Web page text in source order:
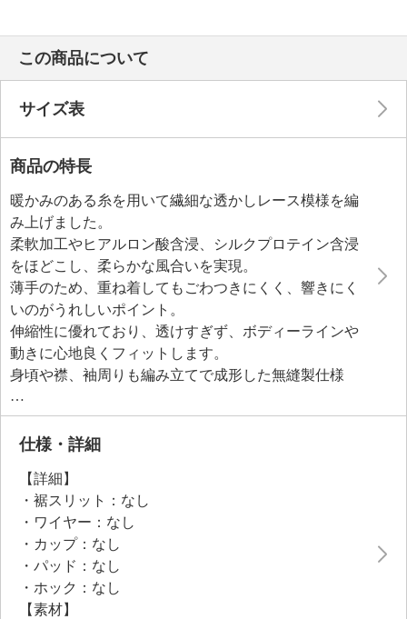
この商品について
サイズ表
商品の特長
暖かみのある糸を用いて繊細な透かしレース模様を編
み上げました。
柔軟加工やヒアルロン酸含浸、シルクプロテイン含浸
をほどこし、柔らかな風合いを実現。
薄手のため、重ね着してもごわつきにくく、響きにく
いのがうれしいポイント。
伸縮性に優れており、透けすぎず、ボディーラインや
動きに心地良くフィットします。
身頃や襟、袖周りも編み立てで成形した無縫製仕様
（洗濯ネームのぞく）で肌当たりが良いつくり。
トップスやワンピース、ジャケットのインナーとして
着用でき、首周りや袖周りをグッと華やかに演出しま
あえてカットソーの上から着るのもおすすめ。
仕様・詳細
【詳細】
・裾スリット：なし
・ワイヤー：なし
・カップ：なし
・パッド：なし
・ホック：なし
【素材】